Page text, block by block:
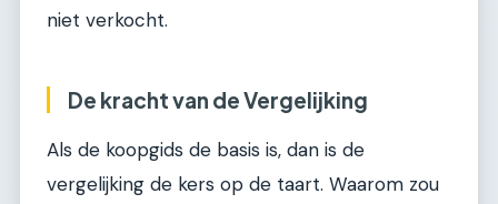
niet verkocht.
De kracht van de Vergelijking
Als de koopgids de basis is, dan is de
vergelijking de kers op de taart. Waarom zou